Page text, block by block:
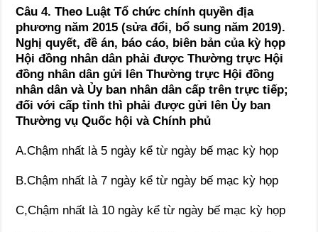
Câu 4. Theo Luật Tổ chức chính quyền địa
phương năm 2015 (sửa đổi, bổ sung năm 2019).
Nghị quyết, đề án, báo cáo, biên bản của kỳ họp
Hội đồng nhân dân phải được Thường trực Hội
đồng nhân dân gửi lên Thường trực Hội đồng
nhân dân và Ủy ban nhân dân cấp trên trực tiếp;
đối với cấp tỉnh thì phải được gửi lên Ủy ban
Thường vụ Quốc hội và Chính phủ
A.Chậm nhất là 5 ngày kể từ ngày bế mạc kỳ họp
B.Chậm nhất là 7 ngày kể từ ngày bế mạc kỳ họp
C,Chậm nhất là 10 ngày kể từ ngày bế mạc kỳ họp